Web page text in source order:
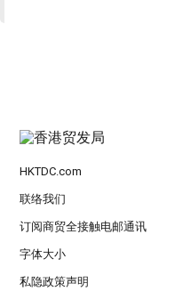
HKTDC.com
联络我们
订阅商贸全接触电邮通讯
字体大小
私隐政策声明